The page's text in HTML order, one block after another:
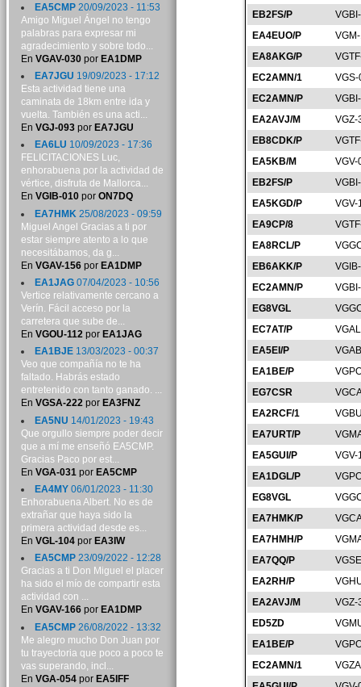
EB2FS/P
EA4EUO/P
EA8AKG/P
EC2AMN/1
EC2AMN/P
EA2AVJ/M
VGZ-
EB8CDK/P
EA5KB/M
VGV-
EB2FS/P
EA5KGD/P
VGV-
EA9CP/8
EA8RCL/P
EB6AKK/P
EC2AMN/P
EG8VGL
EC7AT/P
EA5EI/P
EA1BE/P
EG7CSR
EA2RCF/1
EA7URT/P
EA5GUI/P
VGV-
EA1DGL/P
EG8VGL
EA7HMK/P
EA7HMH/P
EA7QQ/P
EA2RH/P
EA2AVJ/M
VGZ-
ED5ZD
EA1BE/P
EC2AMN/1
EA5CMP20/09/2023 - 11:53
Amigo Miguel Ángel no tengo
palabras para expresar mi
agradecimiento y sobre todo...
En VGAV-030por EA1DMP
EA7JGU 19/09/2023 - 17:12
Esta actividad tiene una
caminata de 18km entre ida y
vuelta. También es una acti...
En VGJ-093por EA7JGU
EA6LU 10/09/2023 - 17:36
FELICITACIONES Luc,
enhorabuena por la actividad de
vértice, disfruta de Mallorca...
En VGIB-010por ON7DQ
EA7HMK 25/08/2023 - 09:59
Miguel Angel Gracias a ti por
estar siempre atento a lo que
necesitábamos, da g...
En VGAV-156por EA1DMP
EA1JAG07/04/2023 - 10:56
Vertice relativamente cercano a
Verín. Fácil acceso por la
carretera que sube de...
En VGOU-112por EA1JAG
EA1BJE13/03/2023 - 00:37
Veo que compañía no te ha
faltado. Habrás estado
entretenido con tanto ganado. ...
En VGSA-222por EA3FNZ
EA5NU 14/01/2023 - 19:43
Que orgullo siempre poder decir
que a mí me enseñó EA5CMP.
Gracias Paco por est...
En VGA-031 por EA5CMP
EA4MY06/01/2023 - 11:30
Enhorabuena Albert. No es de
extrañar que haya sido la
primera actividad desde es...
En VGL-104por EA3IW
EA5CMP23/09/2022 - 12:28
Gracias a ti Don Miguel el placer
ha sido el mío de compartir esta
actividad con ...
En VGAV-166por EA1DMP
EA5CMP26/08/2022 - 13:32
Me alegro mucho Don Juan por
tu trayectoria que poco a poco te
vas superando, incl...
En VGA-054por EA5IFF